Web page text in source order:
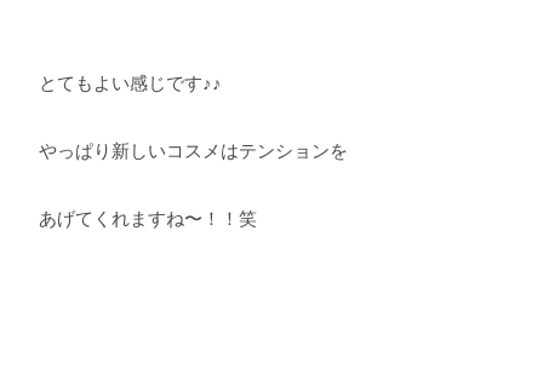
とてもよい感じです♪♪
やっぱり新しいコスメはテンションを
あげてくれますね〜！！笑